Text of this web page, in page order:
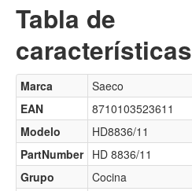
Tabla de
características
Marca
Saeco
EAN
8710103523611
Modelo
HD8836/11
PartNumber HD 8836/11
Grupo
Cocina